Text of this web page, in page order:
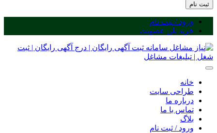
ثبت نام
ورود / ثبت نام
خرید پلن عضویت
خانه
طراحی سایت
درباره ما
تماس با ما
بلاگ
ورود / ثبت نام